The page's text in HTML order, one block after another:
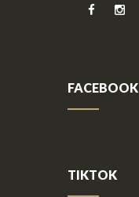
FACEBOOK
TIKTOK